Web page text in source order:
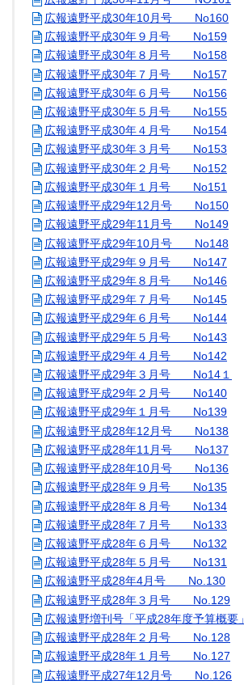
広報遠野平成30年10月号 No160
広報遠野平成30年９月号 No159
広報遠野平成30年８月号 No158
広報遠野平成30年７月号 No157
広報遠野平成30年６月号 No156
広報遠野平成30年５月号 No155
広報遠野平成30年４月号 No154
広報遠野平成30年３月号 No153
広報遠野平成30年２月号 No152
広報遠野平成30年１月号 No151
広報遠野平成29年12月号 No150
広報遠野平成29年11月号 No149
広報遠野平成29年10月号 No148
広報遠野平成29年９月号 No147
広報遠野平成29年８月号 No146
広報遠野平成29年７月号 No145
広報遠野平成29年６月号 No144
広報遠野平成29年５月号 No143
広報遠野平成29年４月号 No142
広報遠野平成29年３月号 No14１
広報遠野平成29年２月号 No140
広報遠野平成29年１月号 No139
広報遠野平成28年12月号 No138
広報遠野平成28年11月号 No137
広報遠野平成28年10月号 No136
広報遠野平成28年９月号 No135
広報遠野平成28年８月号 No134
広報遠野平成28年７月号 No133
広報遠野平成28年６月号 No132
広報遠野平成28年５月号 No131
広報遠野平成28年4月号 No.130
広報遠野平成28年３月号 No.129
広報遠野増刊号「平成28年度予算概要」
広報遠野平成28年２月号 No.128
広報遠野平成28年１月号 No.127
広報遠野平成27年12月号 No.126